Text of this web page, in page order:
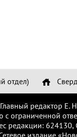
отдел)
Главный редактор Е.
ограниченной
редакции: 624130,